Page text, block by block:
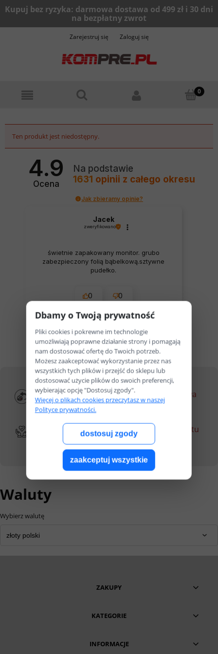
Zarejestruj się Zaloguj się
Ten produkt jest niedostępny.
4.9
Ocena
Na podstawie
1631 opinii z całego okresu
Jak zbieramy opinie?
Jacek
zweryfikowano
świetnie zapakowany monitor. grubo
zabezpieczony folią bąbelkową.sztywne
pudełko.
0 0
wczoraj
zebranych i zweryfikowanych przez
Darmowy zwrot
przez 30 dni*
Darmowa dostawa
od 499zł
Darowizny dzięki
Twoim zakupom
Klasyfikacja sprzętu
Waluty
Wybierz walutę
ZAKUPY
KATEGORIE
INFORMACJE
Dbamy o Twoją prywatność
Pliki cookies i pokrewne im technologie
umożliwiają poprawne działanie strony i pomagają
nam dostosować ofertę do Twoich potrzeb.
Możesz zaakceptować wykorzystanie przez nas
wszystkich tych plików i przejść do sklepu lub
dostosować użycie plików do swoich preferencji,
wybierając opcję "Dostosuj zgody".
Więcej o plikach cookies przeczytasz w naszej
Polityce prywatności.
dostosuj zgody
zaakceptuj wszystkie